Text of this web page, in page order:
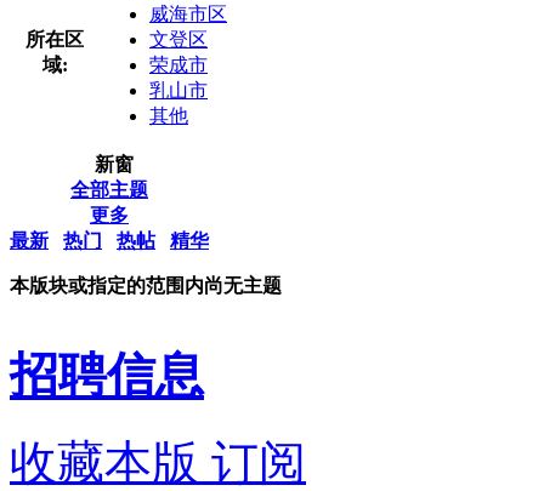
所在区
域:
威海市区
文登区
荣成市
乳山市
其他
新窗
全部主题
更多
最新
热门 热帖 精华
本版块或指定的范围内尚无主题
招聘信息
收藏本版 订阅